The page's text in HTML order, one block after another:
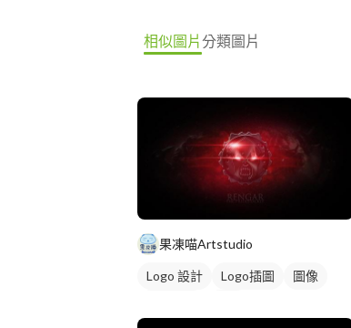
相似圖片分類圖片
果凍喵Artstudio
Logo 設計 Logo插圖
圖像